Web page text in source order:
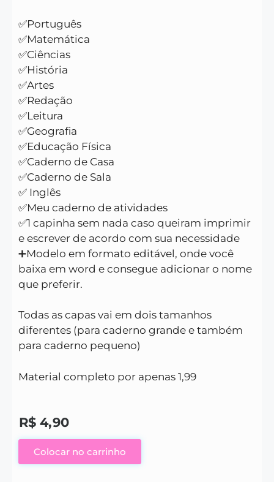
✅Português
✅Matemática
✅Ciências
✅História
✅Artes
✅Redação
✅Leitura
✅Geografia
✅Educação Física
✅Caderno de Casa
✅Caderno de Sala
✅ Inglês
✅Meu caderno de atividades
✅1 capinha sem nada caso queiram imprimir
e escrever de acordo com sua necessidade
➕Modelo em formato editável, onde você
baixa em word e consegue adicionar o nome
que preferir.
Todas as capas vai em dois tamanhos
diferentes (para caderno grande e também
para caderno pequeno)
Material completo por apenas 1,99
R$ 4,90
Colocar no carrinho